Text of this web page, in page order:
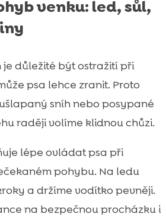
venku: led, sůl,
je důležité být ostražití při
psa lehce zranit. Proto
sníh nebo posypané
raději volíme klidnou chůzi.
lépe ovládat psa při
pohybu. Na ledu
a držíme vodítko pevněji.
na bezpečnou procházku i